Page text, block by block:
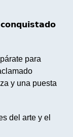
para
y una puesta
del arte y el